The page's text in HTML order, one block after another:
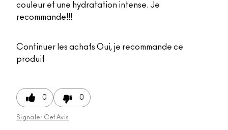
couleur et une hydratation intense. Je
recommande!!!
Continuer les achats Oui, je recommande ce
produit
0 0
Signaler Cet Avis